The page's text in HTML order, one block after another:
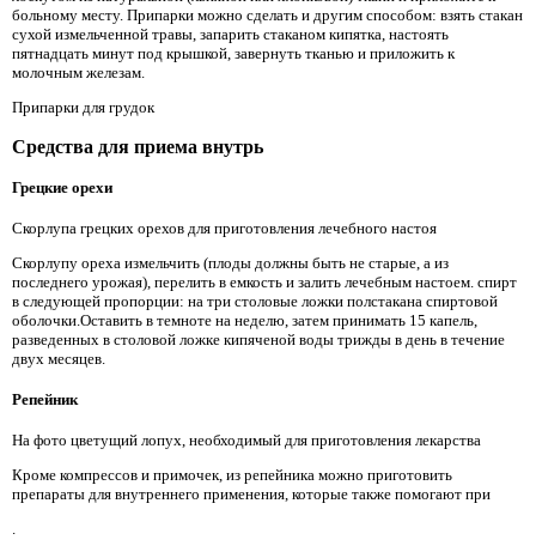
больному месту. Припарки можно сделать и другим способом: взять стакан
сухой измельченной травы, запарить стаканом кипятка, настоять
пятнадцать минут под крышкой, завернуть тканью и приложить к
молочным железам.
Припарки для грудок
Средства для приема внутрь
Грецкие орехи
Скорлупа грецких орехов для приготовления лечебного настоя
Скорлупу ореха измельчить (плоды должны быть не старые, а из
последнего урожая), перелить в емкость и залить лечебным настоем. спирт
в следующей пропорции: на три столовые ложки полстакана спиртовой
оболочки.Оставить в темноте на неделю, затем принимать 15 капель,
разведенных в столовой ложке кипяченой воды трижды в день в течение
двух месяцев.
Репейник
На фото цветущий лопух, необходимый для приготовления лекарства
Кроме компрессов и примочек, из репейника можно приготовить
препараты для внутреннего применения, которые также помогают при
.